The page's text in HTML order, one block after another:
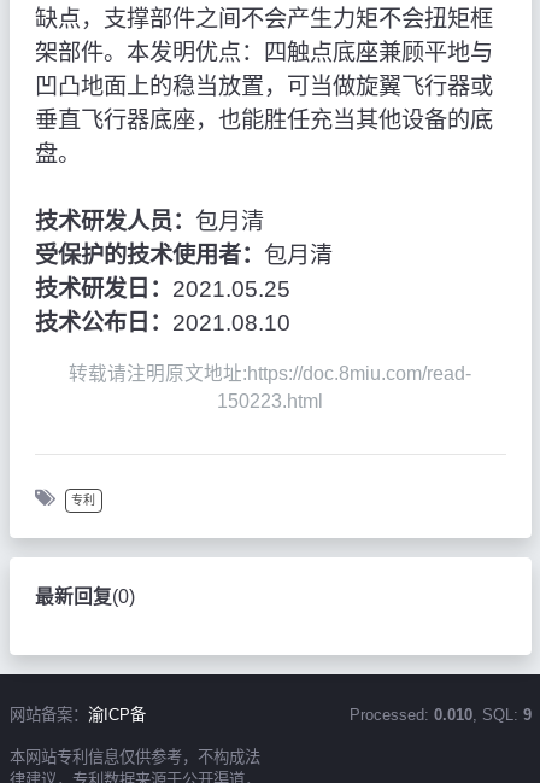
缺点，支撑部件之间不会产生力矩不会扭矩框
架部件。本发明优点：四触点底座兼顾平地与
凹凸地面上的稳当放置，可当做旋翼飞行器或
垂直飞行器底座，也能胜任充当其他设备的底
盘。
技术研发人员： 包月清
受保护的技术使用者： 包月清
技术研发日： 2021.05.25
技术公布日： 2021.08.10
转载请注明原文地址:https://doc.8miu.com/read-
150223.html
专利
最新回复(0)
网站备案： 渝ICP备
本网站专利信息仅供参考，不构成法
Processed: 0.010, SQL: 9